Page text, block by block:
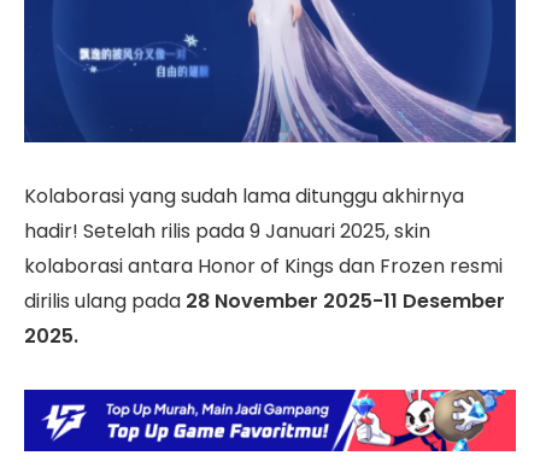
Kolaborasi yang sudah lama ditunggu akhirnya
hadir! Setelah rilis pada 9 Januari 2025, skin
kolaborasi antara Honor of Kings dan Frozen resmi
dirilis ulang pada 28 November 2025-11 Desember
2025.